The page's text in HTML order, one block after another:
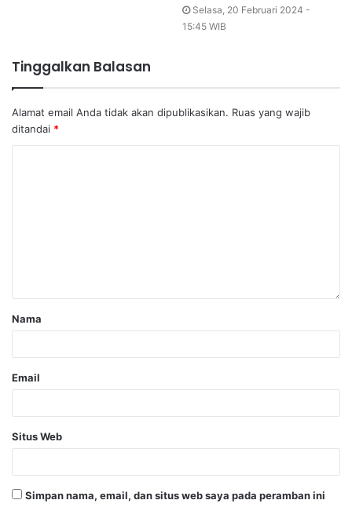
Selasa, 20 Februari 2024 -
15:45 WIB
Tinggalkan Balasan
Alamat email Anda tidak akan dipublikasikan. Ruas yang wajib
ditandai *
Nama
Email
Situs Web
Simpan nama, email, dan situs web saya pada peramban ini